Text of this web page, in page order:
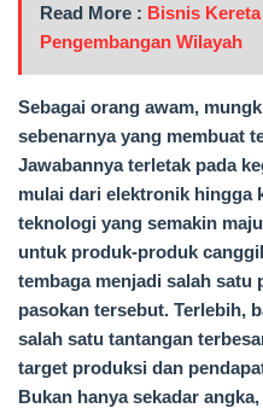
Read More : Bisnis
Pengembangan Wilayah
Sebagai orang awam,
sebenarnya yang membuat
Jawabannya terletak pada
mulai dari elektronik hingga
teknologi yang semakin
untuk produk-produk
tembaga menjadi salah satu
pasokan tersebut. Terlebih,
salah satu tantangan
target produksi dan
Bukan hanya sekadar